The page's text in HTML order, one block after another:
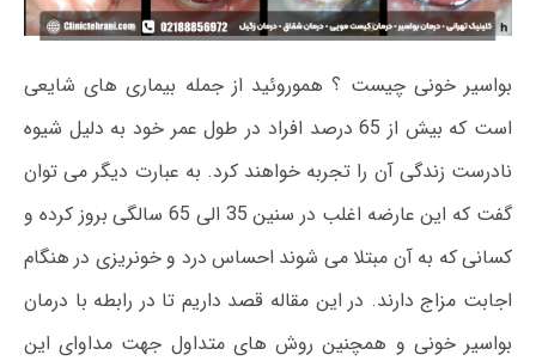
بواسیر خونی چیست ؟ هموروئید از جمله بیماری های شایعی
است که بیش از 65 درصد افراد در طول عمر خود به دلیل شیوه
نادرست زندگی آن را تجربه خواهند کرد. به عبارت دیگر می توان
گفت که این عارضه اغلب در سنین 35 الی 65 سالگی بروز کرده و
کسانی که به آن مبتلا می شوند احساس درد و خونریزی در هنگام
اجابت مزاج دارند. در این مقاله قصد داریم تا در رابطه با درمان
بواسیر خونی و همچنین روش های متداول جهت مداوای این